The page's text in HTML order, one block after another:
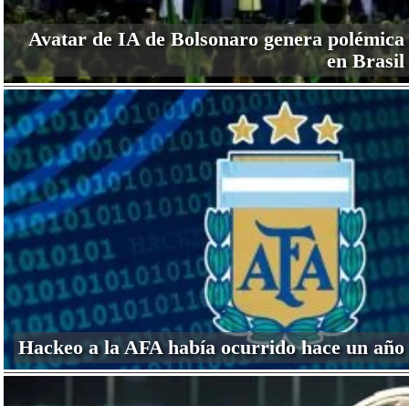
Avatar de IA de Bolsonaro genera polémica
en Brasil
Hackeo a la AFA había ocurrido hace un año